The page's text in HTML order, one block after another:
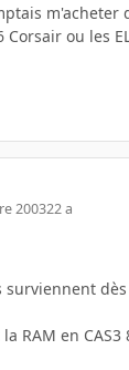
m'acheter
Corsair ou les
200322 a
surviennent
RAM en